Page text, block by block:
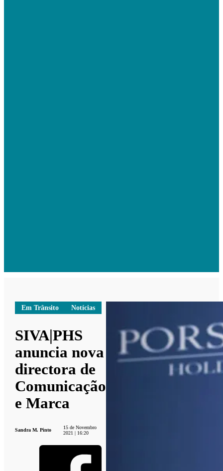
Em Trânsito Notícias
SIVA|PHS
anuncia nova
directora de
Comunicação
e Marca
Sandra M. Pinto
15 de Novembro
2021 | 16:20